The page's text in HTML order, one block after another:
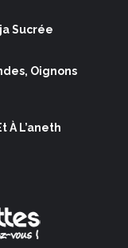
Sucrée
Oignons
À L’aneth